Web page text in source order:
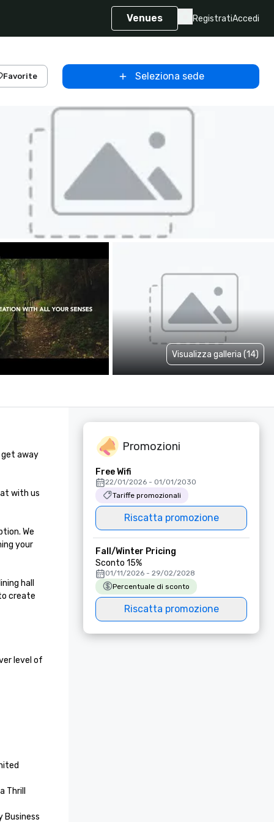
Venues RegistratiAccedi
Favorite Seleziona sede
Visualizza galleria (14)
get away
with us
We
your
hall
create
level of
Thrill
Business
Promozioni
Free Wifi
22/01/2026 - 01/01/2030
Tariffe promozionali
Riscatta promozione
Fall/Winter Pricing
Sconto 15%
01/11/2026 - 29/02/2028
Percentuale di sconto
Riscatta promozione